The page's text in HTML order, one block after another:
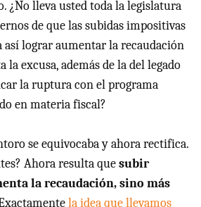
¿No lleva usted toda la legislatura
de que las subidas impositivas
así lograr aumentar la recaudación
la excusa, además de la del legado
la ruptura con el programa
en materia fiscal?
se equivocaba y ahora rectifica.
Ahora resulta quesubir
la recaudación, sino más
la idea que llevamos